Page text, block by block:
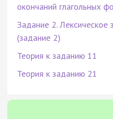
окончаний глагольных
Задание 2. Лексическое
(задание 2)
Теория к заданию 11
Теория к заданию 21